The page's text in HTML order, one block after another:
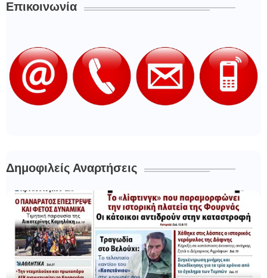
Επικοινωνία
Δημοφιλείς Αναρτήσεις